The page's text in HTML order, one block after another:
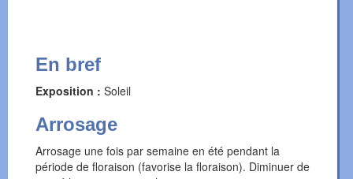
En bref
Exposition : Soleil
Arrosage
Arrosage une fois par semaine en été pendant la
période de floraison (favorise la floraison). Diminuer de